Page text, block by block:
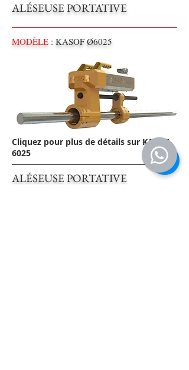
ALÉSEUSE PORTATIVE
MODÈLE : KASOF Ø6025
Cliquez pour plus de détails sur KASOF-
6025
ALÉSEUSE PORTATIVE